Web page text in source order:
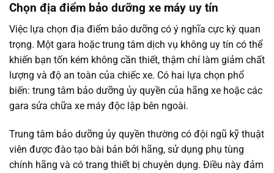
Chọn địa điểm bảo dưỡng xe máy uy tín
Việc lựa chọn địa điểm bảo dưỡng có ý nghĩa cực kỳ quan
trọng. Một gara hoặc trung tâm dịch vụ không uy tín có thể
khiến bạn tốn kém không cần thiết, thậm chí làm giảm chất
lượng và độ an toàn của chiếc xe. Có hai lựa chọn phổ
biến: trung tâm bảo dưỡng ủy quyền của hãng xe hoặc các
gara sửa chữa xe máy độc lập bên ngoài.
Trung tâm bảo dưỡng ủy quyền thường có đội ngũ kỹ thuật
viên được đào tạo bài bản bởi hãng, sử dụng phụ tùng
chính hãng và có trang thiết bị chuyên dụng. Điều này đảm